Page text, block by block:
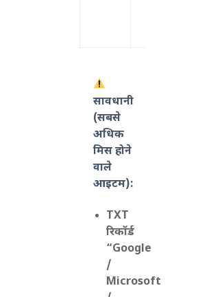
सावधानी
(सबसे
अधिक
मिस होने
वाले
आइटम):
TXT
रिकॉर्ड
“Google
/
Microsoft